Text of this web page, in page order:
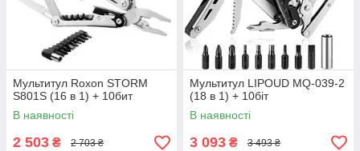
Мультитул Roxon STORM
S801S (16 в 1) + 10бит
В наявності
2 503 ₴ 2 703 ₴
Мультитул LIPOUD MQ-039-2
(18 в 1) + 10біт
В наявності
3 093 ₴ 3 493 ₴